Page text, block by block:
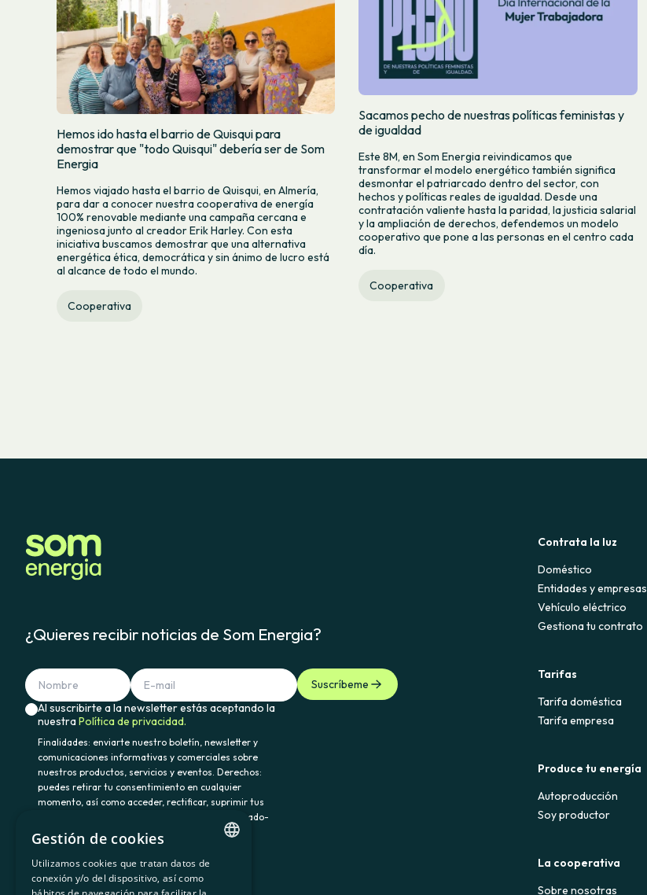
Hemos ido hasta el barrio de Quisqui para
demostrar que "todo Quisqui" debería ser de Som
Energia
Hemos viajado hasta el barrio de Quisqui, en Almería,
para dar a conocer nuestra cooperativa de energía
100% renovable mediante una campaña cercana e
ingeniosa junto al creador Erik Harley. Con esta
iniciativa buscamos demostrar que una alternativa
energética ética, democrática y sin ánimo de lucro está
al alcance de todo el mundo.
Cooperativa
Sacamos pecho de nuestras políticas feministas y
de igualdad
Este 8M, en Som Energia reivindicamos que
transformar el modelo energético también significa
desmontar el patriarcado dentro del sector, con
hechos y políticas reales de igualdad. Desde una
contratación valiente hasta la paridad, la justicia salarial
y la ampliación de derechos, defendemos un modelo
cooperativo que pone a las personas en el centro cada
día.
Cooperativa
¿Quieres recibir noticias de Som Energia?
Suscríbeme
Al suscribirte a la newsletter estás aceptando la
nuestraPolítica de privacidad.
Finalidades: enviarte nuestro boletín, newsletter y
comunicaciones informativas y comerciales sobre
nuestros productos, servicios y eventos. Derechos:
puedes retirar tu consentimiento en cualquier
momento, así como acceder, rectificar, suprimir tus
datos y demás derechos en somenergia@delegado-
datos.com. Información adicional:
Política de
privacidad.
Contrata la luz
Doméstico
Entidades y empresas
Vehículo eléctrico
Gestiona tu contrato
Tarifas
Tarifa doméstica
Tarifa empresa
Produce tu energía
Autoproducción
Soy productor
La cooperativa
Sobre nosotras
CATALAN
Gestión de cookies
Utilizamos cookies que tratan datos de
conexión y/o del dispositivo, así como